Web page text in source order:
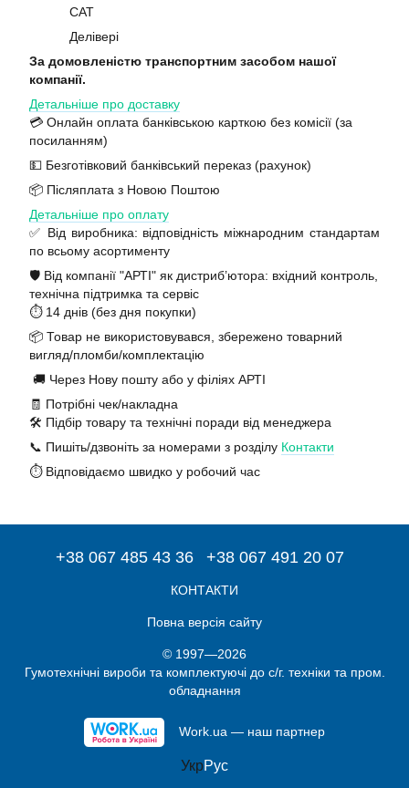
САТ
Делівері
За домовленістю транспортним засобом нашої
компанії.
Детальніше про доставку
💳 Онлайн оплата банківською карткою без комісії (за
посиланням)
💵 Безготівковий банківський переказ (рахунок)
📦 Післяплата з Новою Поштою
Детальніше про оплату
✅ Від виробника: відповідність міжнародним стандартам
по всьому асортименту
🛡️ Від компанії "АРТІ" як дистриб’ютора: вхідний контроль,
технічна підтримка та сервіс
⏱️ 14 днів (без дня покупки)
📦 Товар не використовувався, збережено товарний
вигляд/пломби/комплектацію
🚚 Через Нову пошту або у філіях АРТІ
🧾 Потрібні чек/накладна
🛠️ Підбір товару та технічні поради від менеджера
📞 Пишіть/дзвоніть за номерами з розділу Контакти
⏱️ Відповідаємо швидко у робочий час
+38 067 485 43 36 +38 067 491 20 07
КОНТАКТИ
Повна версія сайту
© 1997—2026
Гумотехнічні вироби та комплектуючі до с/г. техніки та пром.
обладнання
Work.ua — наш партнер
УкрРус